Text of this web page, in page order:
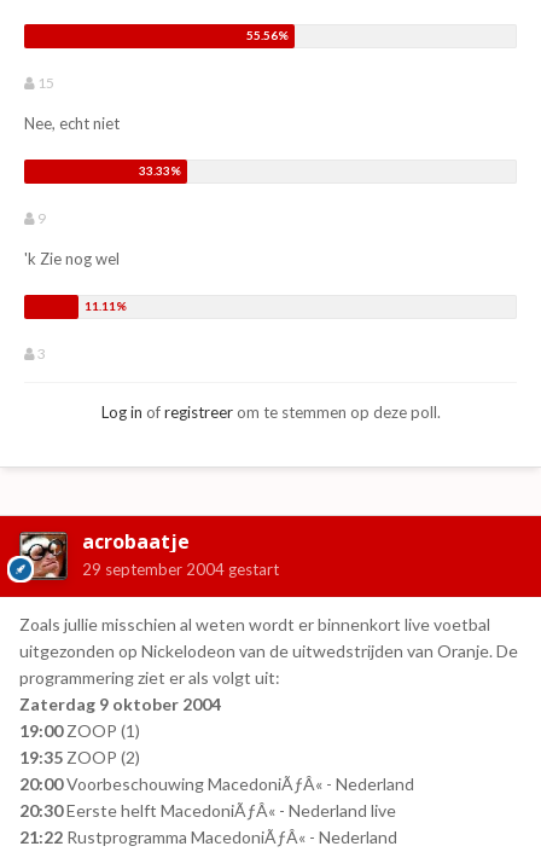
15
Nee, echt niet
9
'k Zie nog wel
3
Log in ofregistreerom te stemmen op deze poll.
acrobaatje
29 september 2004 gestart
Zoals jullie misschien al weten wordt er binnenkort live voetbal
uitgezonden op Nickelodeon van de uitwedstrijden van Oranje. De
programmering ziet er als volgt uit:
Zaterdag 9 oktober 2004
19:00ZOOP (1)
19:35 ZOOP (2)
20:00Voorbeschouwing MacedoniÃƒÂ« - Nederland
20:30Eerste helft MacedoniÃƒÂ« - Nederland live
21:22 Rustprogramma MacedoniÃƒÂ« - Nederland